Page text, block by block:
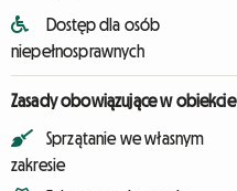
Dostęp dla osób
niepełnosprawnych
Zasady obowiązujące w obiekcie
Sprzątanie we własnym
zakresie